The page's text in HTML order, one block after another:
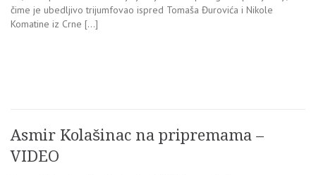
čime je ubedljivo trijumfovao ispred Tomaša Đurovića i Nikole
Komatine iz Crne […]
Asmir Kolašinac na pripremama –
VIDEO